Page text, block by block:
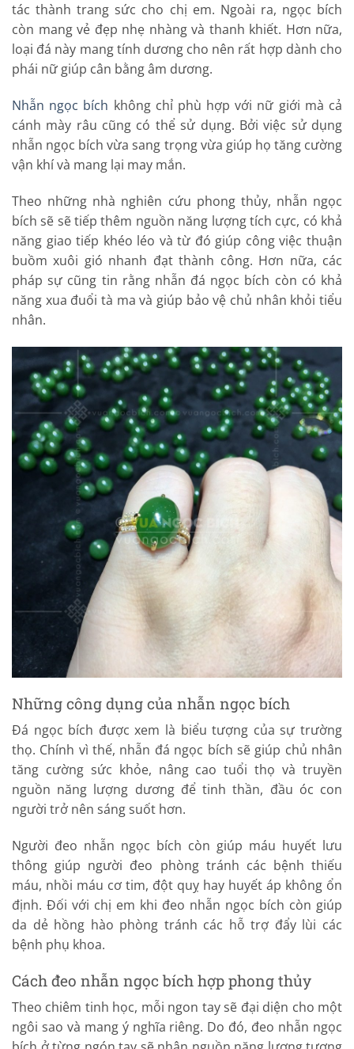
tác thành trang sức cho chị em. Ngoài ra, ngọc bích
còn mang vẻ đẹp nhẹ nhàng và thanh khiết. Hơn nữa,
loại đá này mang tính dương cho nên rất hợp dành cho
phái nữ giúp cân bằng âm dương.
Nhẫn ngọc bích không chỉ phù hợp với nữ giới mà cả
cánh mày râu cũng có thể sử dụng. Bởi việc sử dụng
nhẫn ngọc bích vừa sang trọng vừa giúp họ tăng cường
vận khí và mang lại may mắn.
Theo những nhà nghiên cứu phong thủy, nhẫn ngọc
bích sẽ sẽ tiếp thêm nguồn năng lượng tích cực, có khả
năng giao tiếp khéo léo và từ đó giúp công việc thuận
buồm xuôi gió nhanh đạt thành công. Hơn nữa, các
pháp sự cũng tin rằng nhẫn đá ngọc bích còn có khả
năng xua đuổi tà ma và giúp bảo vệ chủ nhân khỏi tiểu
nhân.
Những công dụng của nhẫn ngọc bích
Đá ngọc bích được xem là biểu tượng của sự trường
thọ. Chính vì thế, nhẫn đá ngọc bích sẽ giúp chủ nhân
tăng cường sức khỏe, nâng cao tuổi thọ và truyền
nguồn năng lượng dương để tinh thần, đầu óc con
người trở nên sáng suốt hơn.
Người đeo nhẫn ngọc bích còn giúp máu huyết lưu
thông giúp người đeo phòng tránh các bệnh thiếu
máu, nhồi máu cơ tim, đột quỵ hay huyết áp không ổn
định. Đối với chị em khi đeo nhẫn ngọc bích còn giúp
da dẻ hồng hào phòng tránh các hỗ trợ đẩy lùi các
bệnh phụ khoa.
Cách đeo nhẫn ngọc bích hợp phong thủy
Theo chiêm tinh học, mỗi ngon tay sẽ đại diện cho một
ngôi sao và mang ý nghĩa riêng. Do đó, đeo nhẫn ngọc